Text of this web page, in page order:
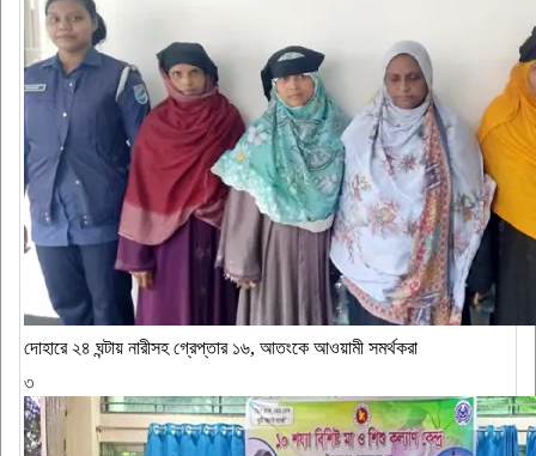
দোহারে ২৪ ঘন্টায় নারীসহ গ্রেপ্তার ১৬, আতংকে আওয়ামী সমর্থকরা
৩